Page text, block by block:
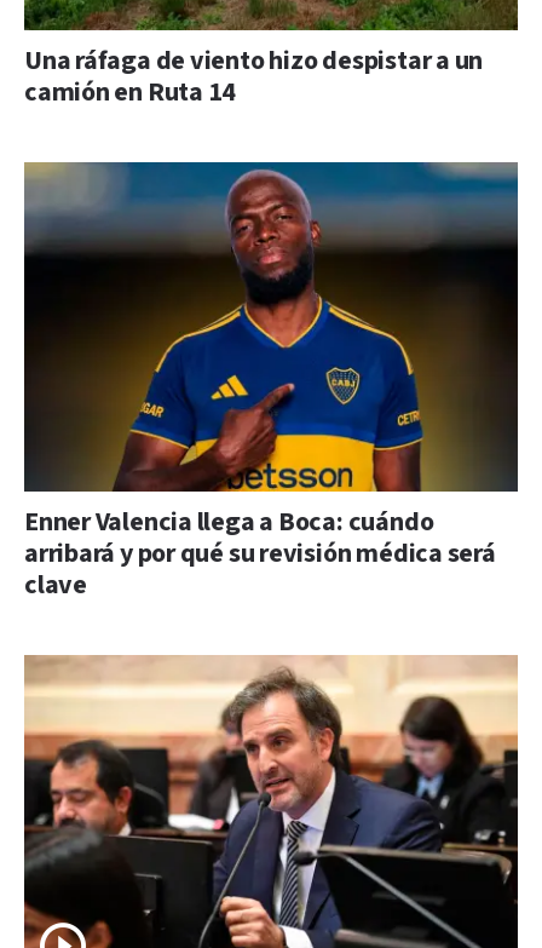
Una ráfaga de viento hizo despistar a un
camión en Ruta 14
Enner Valencia llega a Boca: cuándo
arribará y por qué su revisión médica será
clave